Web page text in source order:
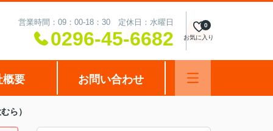
営業時間：09：00-18：30 定休日：水曜日
0296-45-6682 お気に入り
0
概要 お問い合わせ
ら）